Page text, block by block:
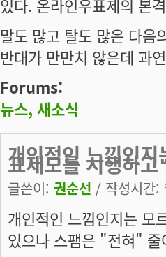
있다. 온라인우표제의 본
말도 많고 탈도 많은 다음
반대가 만만치 않은데 과
Forums:
뉴스, 새소식
개인적인 느낌인
표제도를 시행하고
글쓴이: 권순선 / 작성시간
개인적인 느낌인지는 모
있으나 스팸은 "전혀" 줄